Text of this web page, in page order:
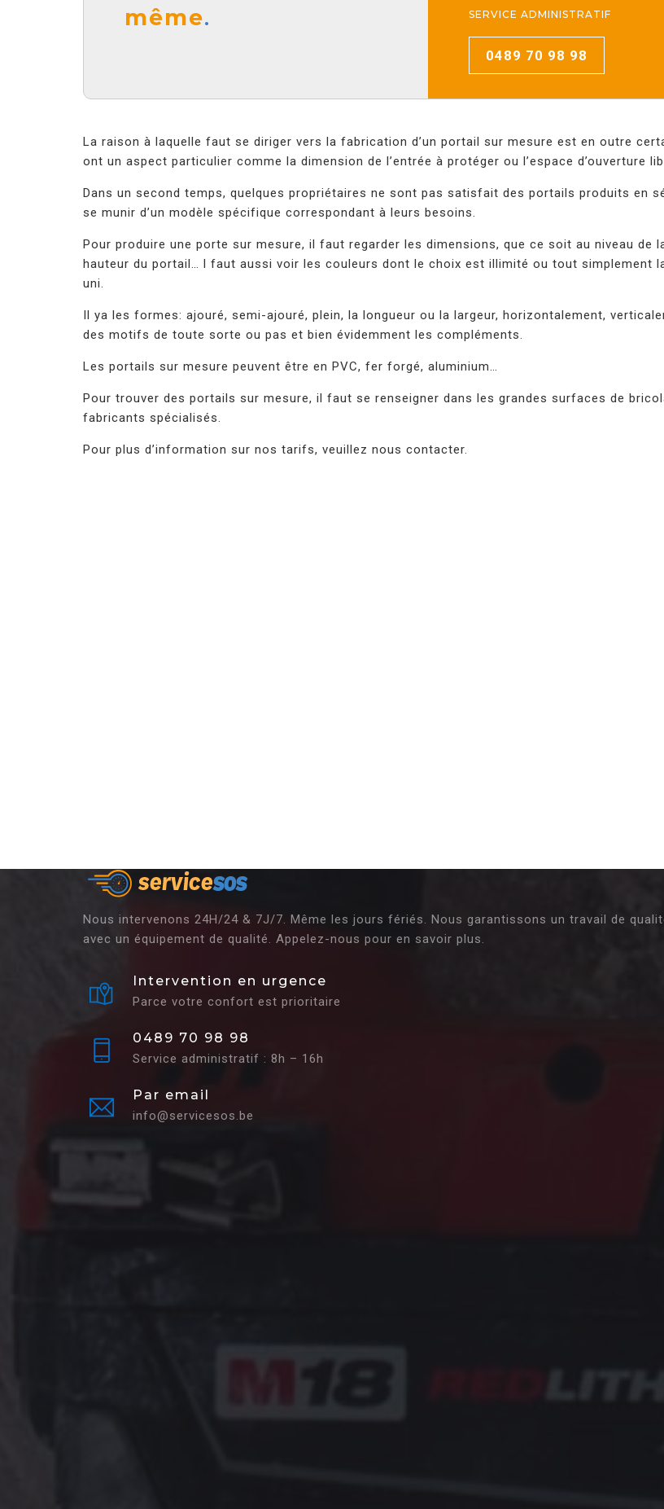
même. SERVICE ADMINISTRATIF
0489 70 98 98
La raison à laquelle faut se diriger vers la fabrication d’un portail sur mesure est en outre
ont un aspect particulier comme la dimension de l’entrée à protéger ou l’espace d’ouverture
Dans un second temps, quelques propriétaires ne sont pas satisfait des portails produits en
se munir d’un modèle spécifique correspondant à leurs besoins.
Pour produire une porte sur mesure, il faut regarder les dimensions, que ce soit au niveau de
hauteur du portail… l faut aussi voir les couleurs dont le choix est illimité ou tout simplement
uni.
Il ya les formes: ajouré, semi-ajouré, plein, la longueur ou la largeur, horizontalement,
des motifs de toute sorte ou pas et bien évidemment les compléments.
Les portails sur mesure peuvent être en PVC, fer forgé, aluminium…
Pour trouver des portails sur mesure, il faut se renseigner dans les grandes surfaces de
fabricants spécialisés.
Pour plus d’information sur nos tarifs, veuillez nous contacter.
Nous intervenons 24H/24 & 7J/7. Même les jours fériés. Nous garantissons un travail de
avec un équipement de qualité. Appelez-nous pour en savoir plus.
Intervention en urgence
Parce votre confort est prioritaire
0489 70 98 98
Service administratif : 8h – 16h
Par email